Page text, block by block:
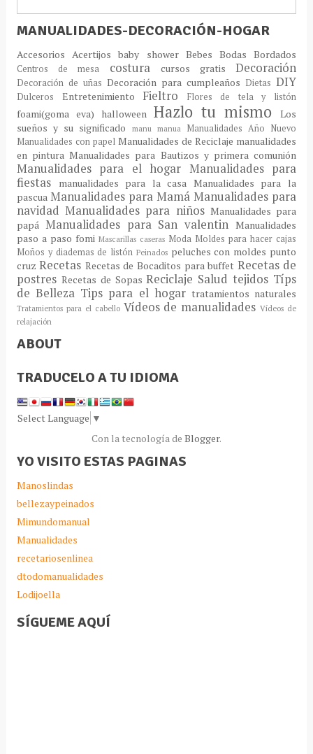
MANUALIDADES-DECORACIÓN-HOGAR
AccesoriosAcertijosbaby shower Bebes BodasBordados
Centros de mesa costura cursos gratisDecoración
Decoración de uñas Decoración para cumpleaños DietasDIY
Dulceros Entretenimiento Fieltro Flores de tela y listón
foami(goma eva) halloween Hazlo tu mismoLos
sueños y su significado
manu manua Manualidades Año Nuevo
Manualidades con papel Manualidades de Reciclaje manualidades
en pinturaManualidades para Bautizos y primera comunión
Manualidades para el hogar Manualidades para
fiestas
manualidades para la casa Manualidades para la
pascua Manualidades para MamáManualidades para
navidadManualidades para niños Manualidades para
papá Manualidades para San valentinManualidades
paso a paso fomi Mascarillas caseras Moda Moldes para hacer cajas
Moños y diademas de listón Peinados peluches con moldes punto
cruzRecetas Recetas de Bocaditos para buffet Recetas de
postres Recetas de SopasReciclaje Saludtejidos Típs
de Belleza Tips para el hogar tratamientos naturales
Tratamientos para el cabello Vídeos de manualidadesVídeos de
relajación
ABOUT
TRADUCELO A TU IDIOMA
Select Language ▼
Con la tecnología de Blogger.
YO VISITO ESTAS PAGINAS
Manoslindas
bellezaypeinados
Mimundomanual
Manualidades
recetariosenlinea
dtodomanualidades
Lodijoella
SÍGUEME AQUÍ